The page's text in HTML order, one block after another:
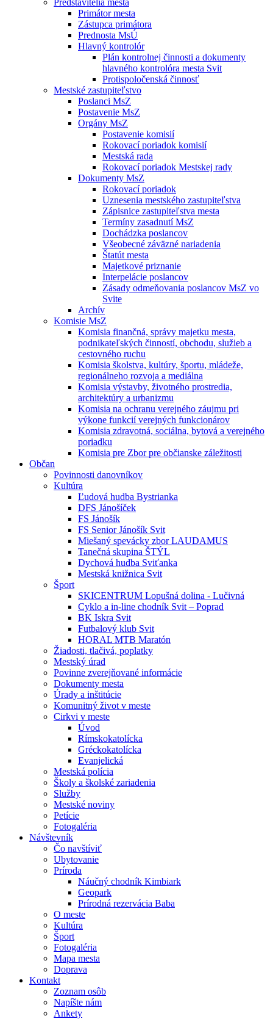
Predstavitelia mesta
Primátor mesta
Zástupca primátora
Prednosta MsÚ
Hlavný kontrolór
Plán kontrolnej činnosti a dokumenty
hlavného kontrolóra mesta Svit
Protispoločenská činnosť
Mestské zastupiteľstvo
Poslanci MsZ
Postavenie MsZ
Orgány MsZ
Postavenie komisií
Rokovací poriadok komisií
Mestská rada
Rokovací poriadok Mestskej rady
Dokumenty MsZ
Rokovací poriadok
Uznesenia mestského zastupiteľstva
Zápisnice zastupiteľstva mesta
Termíny zasadnutí MsZ
Dochádzka poslancov
Všeobecné záväzné nariadenia
Štatút mesta
Majetkové priznanie
Interpelácie poslancov
Zásady odmeňovania poslancov MsZ vo
Svite
Archív
Komisie MsZ
Komisia finančná, správy majetku mesta,
podnikateľských činností, obchodu, služieb a
cestovného ruchu
Komisia školstva, kultúry, športu, mládeže,
regionálneho rozvoja a mediálna
Komisia výstavby, životného prostredia,
architektúry a urbanizmu
Komisia na ochranu verejného záujmu pri
výkone funkcií verejných funkcionárov
Komisia zdravotná, sociálna, bytová a verejného
poriadku
Komisia pre Zbor pre občianske záležitosti
Občan
Povinnosti danovníkov
Kultúra
Ľudová hudba Bystrianka
DFS Jánošíček
FS Jánošík
FS Senior Jánošík Svit
Miešaný spevácky zbor LAUDAMUS
Tanečná skupina ŠTÝL
Dychová hudba Sviťanka
Mestská knižnica Svit
Šport
SKICENTRUM Lopušná dolina - Lučivná
Cyklo a in-line chodník Svit – Poprad
BK Iskra Svit
Futbalový klub Svit
HORAL MTB Maratón
Žiadosti, tlačivá, poplatky
Mestský úrad
Povinne zverejňované informácie
Dokumenty mesta
Úrady a inštitúcie
Komunitný život v meste
Cirkvi v meste
Úvod
Rímskokatolícka
Gréckokatolícka
Evanjelická
Mestská polícia
Školy a školské zariadenia
Služby
Mestské noviny
Petície
Fotogaléria
Návštevník
Čo navštíviť
Ubytovanie
Príroda
Náučný chodník Kimbiark
Geopark
Prírodná rezervácia Baba
O meste
Kultúra
Šport
Fotogaléria
Mapa mesta
Doprava
Kontakt
Zoznam osôb
Napíšte nám
Ankety